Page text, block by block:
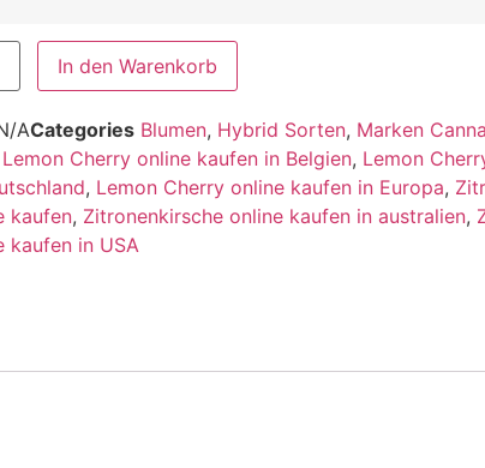
In den Warenkorb
ACategories Blumen, Hybrid Sorten, Marken
Lemon Cherry online kaufen in Belgien, Lemon
, Lemon Cherry online kaufen in Europa,
kaufen, Zitronenkirsche online kaufen in australien,
kaufen in USA